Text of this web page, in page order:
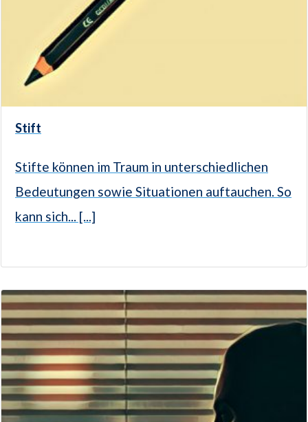
Stift
Stifte können im Traum in unterschiedlichen
Bedeutungen sowie Situationen auftauchen. So
kann sich... [...]